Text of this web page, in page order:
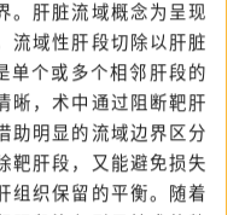
术条件的制约，无
。肝脏流域概念为呈现
流域性肝段切除以肝脏
单个或多个相邻肝段的
晰，术中通过阻断靶肝
助明显的流域边界区分